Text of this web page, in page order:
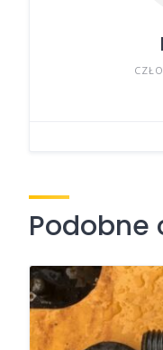
Podobne